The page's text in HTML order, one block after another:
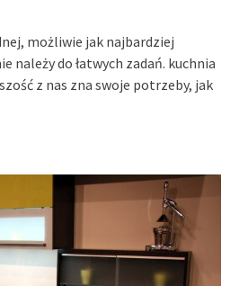
możliwie jak najbardziej
należy do łatwych zadań. kuchnia
z nas zna swoje potrzeby, jak